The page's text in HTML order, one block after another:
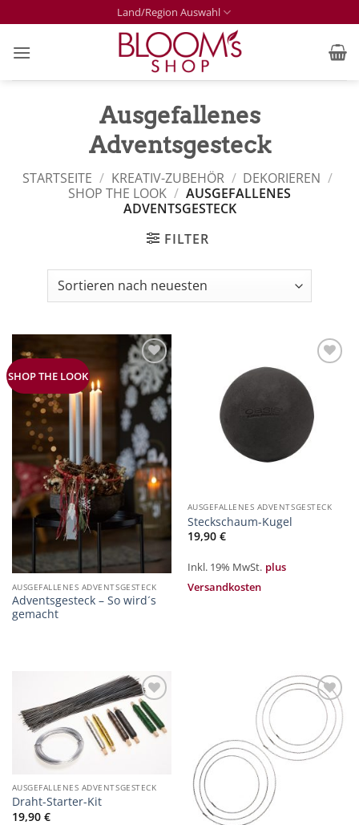
Inhalt
springen
Land/Region Auswahl
Ausgefallenes
Adventsgesteck
STARTSEITE / KREATIV-ZUBEHÖR / DEKORIEREN /
SHOP THE LOOK / AUSGEFALLENES
ADVENTSGESTECK
FILTER
SHOP THE LOOK
Zur
Merkliste
hinzufügen
AUSGEFALLENES ADVENTSGESTECK
Adventsgesteck – So wird´s
gemacht
Merkliste
hinzufügen
AUSGEFALLENES ADVENTSGESTECK
Steckschaum-Kugel
19,90 €
Inkl. 19% MwSt. plus
Versandkosten
Zur
Merkliste
hinzufügen
AUSGEFALLENES ADVENTSGESTECK
Draht-Starter-Kit
19,90 €
Merkliste
hinzufügen